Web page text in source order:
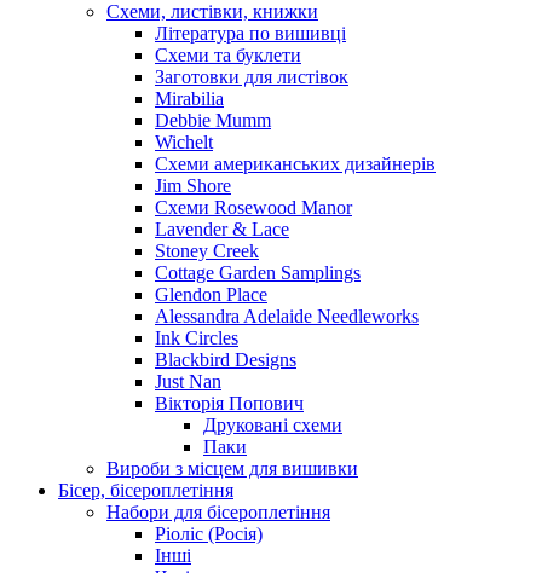
Схеми, листівки, книжки
Література по вишивці
Схеми та буклети
Заготовки для листівок
Mirabilia
Debbie Mumm
Wichelt
Схеми американських дизайнерів
Jim Shore
Cхеми Rosewood Manor
Lavender & Lace
Stoney Creek
Cottage Garden Samplings
Glendon Place
Alessandra Adelaide Needleworks
Ink Circles
Blackbird Designs
Just Nan
Вікторія Попович
Друковані схеми
Паки
Вироби з місцем для вишивки
Бісер, бісероплетіння
Набори для бісероплетіння
Ріоліс (Росія)
Інші